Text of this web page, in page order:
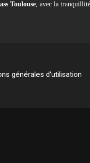
Toulouse, avec la
générales d'utilisation